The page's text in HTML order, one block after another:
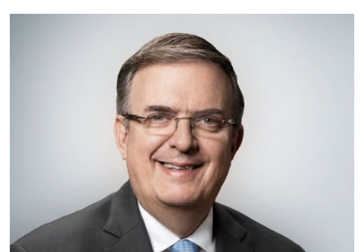
Requiere:
HERRAMIENTAS DE CORTE
Especificaciones:
HSS, CON RECUBRIMIENTO,
CARBURO, RIMAS, ENDMILLS,
BROCAS, LIMAS, ETC
Aplicar al Requerimiento
Empresa en Querétaro